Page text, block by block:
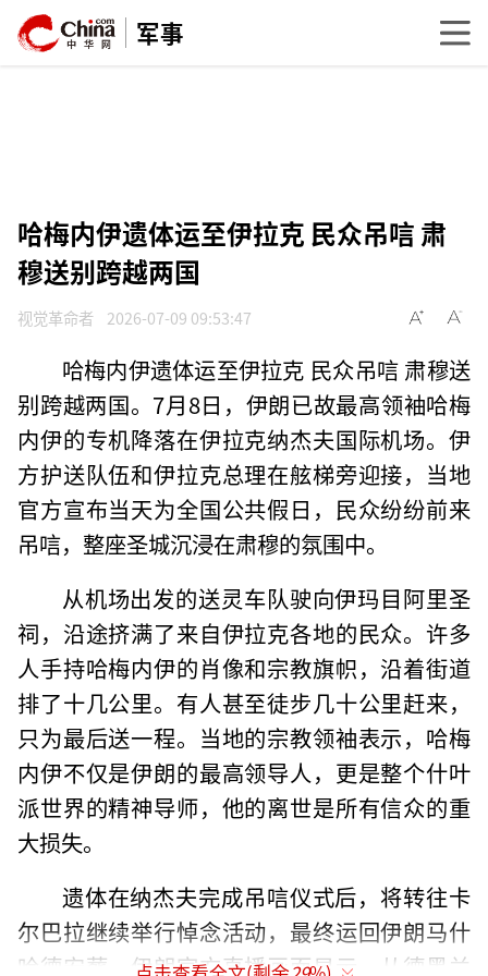
军事
哈梅内伊遗体运至伊拉克 民众吊唁 肃
穆送别跨越两国
视觉革命者 2026-07-09 09:53:47
哈梅内伊遗体运至伊拉克 民众吊唁 肃穆送
别跨越两国。7月8日，伊朗已故最高领袖哈梅
内伊的专机降落在伊拉克纳杰夫国际机场。伊
方护送队伍和伊拉克总理在舷梯旁迎接，当地
官方宣布当天为全国公共假日，民众纷纷前来
吊唁，整座圣城沉浸在肃穆的氛围中。
从机场出发的送灵车队驶向伊玛目阿里圣
祠，沿途挤满了来自伊拉克各地的民众。许多
人手持哈梅内伊的肖像和宗教旗帜，沿着街道
排了十几公里。有人甚至徒步几十公里赶来，
只为最后送一程。当地的宗教领袖表示，哈梅
内伊不仅是伊朗的最高领导人，更是整个什叶
派世界的精神导师，他的离世是所有信众的重
大损失。
遗体在纳杰夫完成吊唁仪式后，将转往卡
尔巴拉继续举行悼念活动，最终运回伊朗马什
哈德安葬。伊朗官方直播画面显示，从德黑兰